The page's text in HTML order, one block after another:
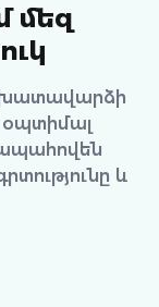
մեզ
և